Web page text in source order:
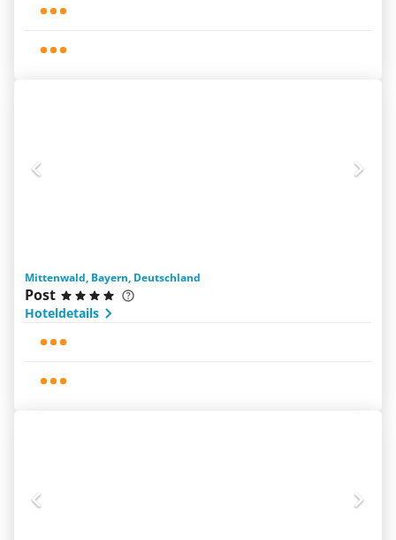
Mittenwald, Bayern, Deutschland
Post
Hoteldetails